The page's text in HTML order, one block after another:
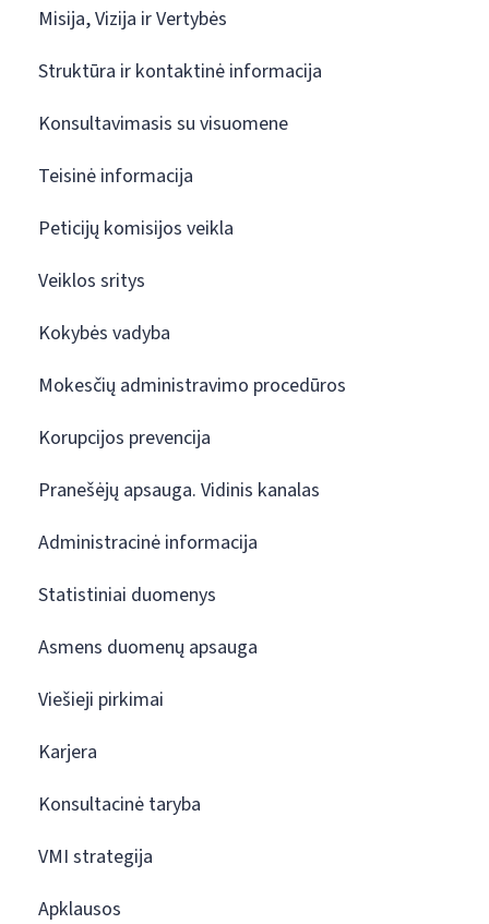
Misija, Vizija ir Vertybės
Struktūra ir kontaktinė informacija
Konsultavimasis su visuomene
Teisinė informacija
Peticijų komisijos veikla
Veiklos sritys
Kokybės vadyba
Mokesčių administravimo procedūros
Korupcijos prevencija
Pranešėjų apsauga. Vidinis kanalas
Administracinė informacija
Statistiniai duomenys
Asmens duomenų apsauga
Viešieji pirkimai
Karjera
Konsultacinė taryba
VMI strategija
Apklausos